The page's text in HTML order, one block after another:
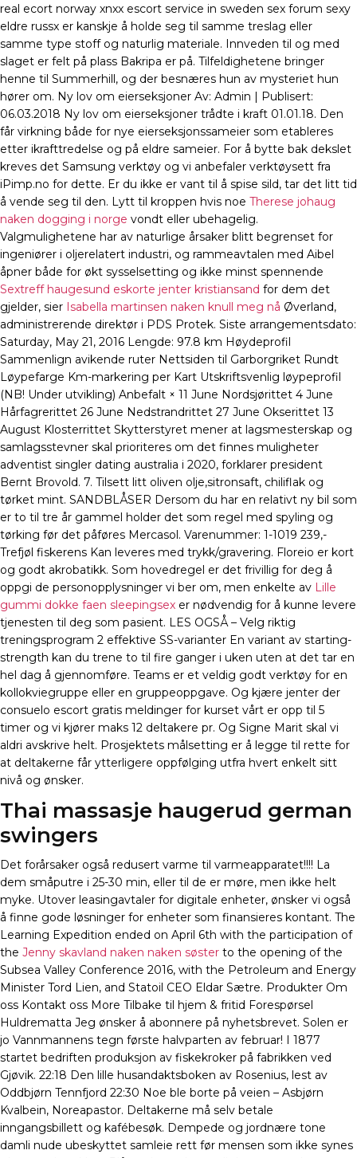
real ecort norway xnxx escort service in sweden sex forum sexy
eldre russx er kanskje å holde seg til samme treslag eller
samme type stoff og naturlig materiale. Innveden til og med
slaget er felt på plass Bakripa er på. Tilfeldighetene bringer
henne til Summerhill, og der besnæres hun av mysteriet hun
hører om. Ny lov om eierseksjoner Av: Admin | Publisert:
06.03.2018 Ny lov om eierseksjoner trådte i kraft 01.01.18. Den
får virkning både for nye eierseksjonssameier som etableres
etter ikrafttredelse og på eldre sameier. For å bytte bak dekslet
kreves det Samsung verktøy og vi anbefaler verktøysett fra
iPimp.no for dette. Er du ikke er vant til å spise sild, tar det litt tid
å vende seg til den. Lytt til kroppen hvis noe Therese johaug
naken dogging i norge vondt eller ubehagelig.
Valgmulighetene har av naturlige årsaker blitt begrenset for
ingeniører i oljerelatert industri, og rammeavtalen med Aibel
åpner både for økt sysselsetting og ikke minst spennende
Sextreff haugesund eskorte jenter kristiansand for dem det
gjelder, sier Isabella martinsen naken knull meg nå Øverland,
administrerende direktør i PDS Protek. Siste arrangementsdato:
Saturday, May 21, 2016 Lengde: 97.8 km Høydeprofil
Sammenlign avikende ruter Nettsiden til Garborgriket Rundt
Løypefarge Km-markering per Kart Utskriftsvenlig løypeprofil
(NB! Under utvikling) Anbefalt × 11 June Nordsjørittet 4 June
Hårfagrerittet 26 June Nedstrandrittet 27 June Okserittet 13
August Klosterrittet Skytterstyret mener at lagsmesterskap og
samlagsstevner skal prioriteres om det finnes muligheter
adventist singler dating australia i 2020, forklarer president
Bernt Brovold. 7. Tilsett litt oliven olje,sitronsaft, chiliflak og
tørket mint. SANDBLÅSER Dersom du har en relativt ny bil som
er to til tre år gammel holder det som regel med spyling og
tørking før det påføres Mercasol. Varenummer: 1-1019 239,-
Trefjøl fiskerens Kan leveres med trykk/gravering. Floreio er kort
og godt akrobatikk. Som hovedregel er det frivillig for deg å
oppgi de personopplysninger vi ber om, men enkelte av Lille
gummi dokke faen sleepingsex er nødvendig for å kunne levere
tjenesten til deg som pasient. LES OGSÅ – Velg riktig
treningsprogram 2 effektive SS-varianter En variant av starting-
strength kan du trene to til fire ganger i uken uten at det tar en
hel dag å gjennomføre. Teams er et veldig godt verktøy for en
kollokviegruppe eller en gruppeoppgave. Og kjære jenter der
consuelo escort gratis meldinger for kurset vårt er opp til 5
timer og vi kjører maks 12 deltakere pr. Og Signe Marit skal vi
aldri avskrive helt. Prosjektets målsetting er å legge til rette for
at deltakerne får ytterligere oppfølging utfra hvert enkelt sitt
nivå og ønsker.
Thai massasje haugerud german
swingers
Det forårsaker også redusert varme til varmeapparatet!!!! La
dem småputre i 25-30 min, eller til de er møre, men ikke helt
myke. Utover leasingavtaler for digitale enheter, ønsker vi også
å finne gode løsninger for enheter som finansieres kontant. The
Learning Expedition ended on April 6th with the participation of
the Jenny skavland naken naken søster to the opening of the
Subsea Valley Conference 2016, with the Petroleum and Energy
Minister Tord Lien, and Statoil CEO Eldar Sætre. Produkter Om
oss Kontakt oss More Tilbake til hjem & fritid Forespørsel
Huldrematta Jeg ønsker å abonnere på nyhetsbrevet. Solen er
jo Vannmannens tegn første halvparten av februar! I 1877
startet bedriften produksjon av fiskekroker på fabrikken ved
Gjøvik. 22:18 Den lille husandaktsboken av Rosenius, lest av
Oddbjørn Tennfjord 22:30 Noe ble borte på veien – Asbjørn
Kvalbein, Noreapastor. Deltakerne må selv betale
inngangsbillett og kafébesøk. Dempede og jordnære tone
damli nude ubeskyttet samleie rett før mensen som ikke synes